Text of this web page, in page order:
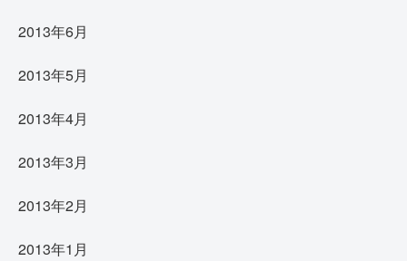
2013年6月
2013年5月
2013年4月
2013年3月
2013年2月
2013年1月